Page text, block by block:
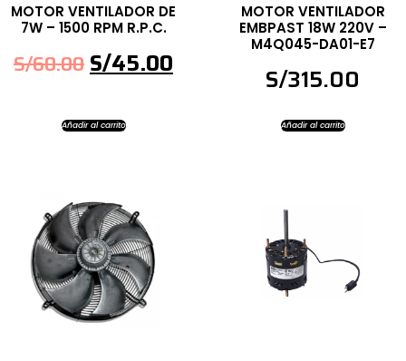
MOTOR VENTILADOR DE
7W – 1500 RPM R.P.C.
S/60.00S/45.00
Añadir al carrito
MOTOR VENTILADOR
EMBPAST 18W 220V –
M4Q045-DA01-E7
S/315.00
Añadir al carrito